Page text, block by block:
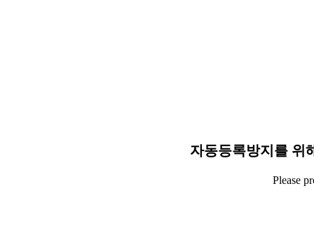
자동등록방지를 위
Please